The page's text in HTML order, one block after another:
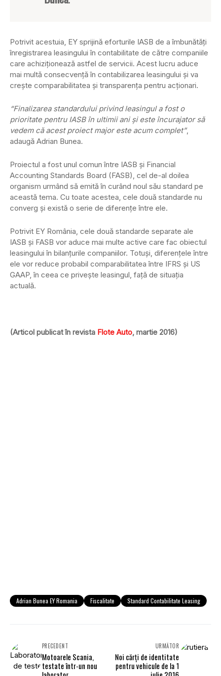
Potrivit acestuia, EY sprijină eforturile IASB de a îmbunătăţi
înregistrarea leasingului în contabilitate de către companiile
care achiziţionează astfel de servicii. Acest lucru aduce
mai multă consecvenţă în contabilizarea leasingului şi va
creşte comparabilitatea şi transparenţa pentru acţionari.
“Finalizarea standardului privind leasingul a fost o
prioritate pentru IASB în ultimii ani şi este încurajator să
vedem că acest proiect major este acum complet”,
adaugă Adrian Bunea.
Proiectul a fost unul comun între IASB şi Financial
Accounting Standards Board (FASB), cel de-al doilea
organism urmând să emită în curând noul său standard pe
această tema. Cu toate acestea, cele două standarde nu
converg şi există o serie de diferenţe între ele.
Potrivit EY România, cele două standarde separate ale
IASB şi FASB vor aduce mai multe active care fac obiectul
leasingului în bilanţurile companiilor. Totuşi, diferenţele între
ele vor reduce probabil comparabilitatea între IFRS şi US
GAAP, în ceea ce priveşte leasingul, faţă de situaţia
actuală.
(Articol publicat în revista Flote Auto, martie 2016)
Adrian Bunea EY Romania Fiscalitate Standard Contabilitate Leasing
PRECEDENT
Motoarele Scania,
testate într-un nou
URMĂTOR
Noi cărţi de identitate
pentru vehicule de la 1